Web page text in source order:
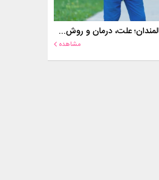
بی اختیاری ادرار سالمندان؛ علت، درمان و روش‌های کنترل در منزل
مشاهده